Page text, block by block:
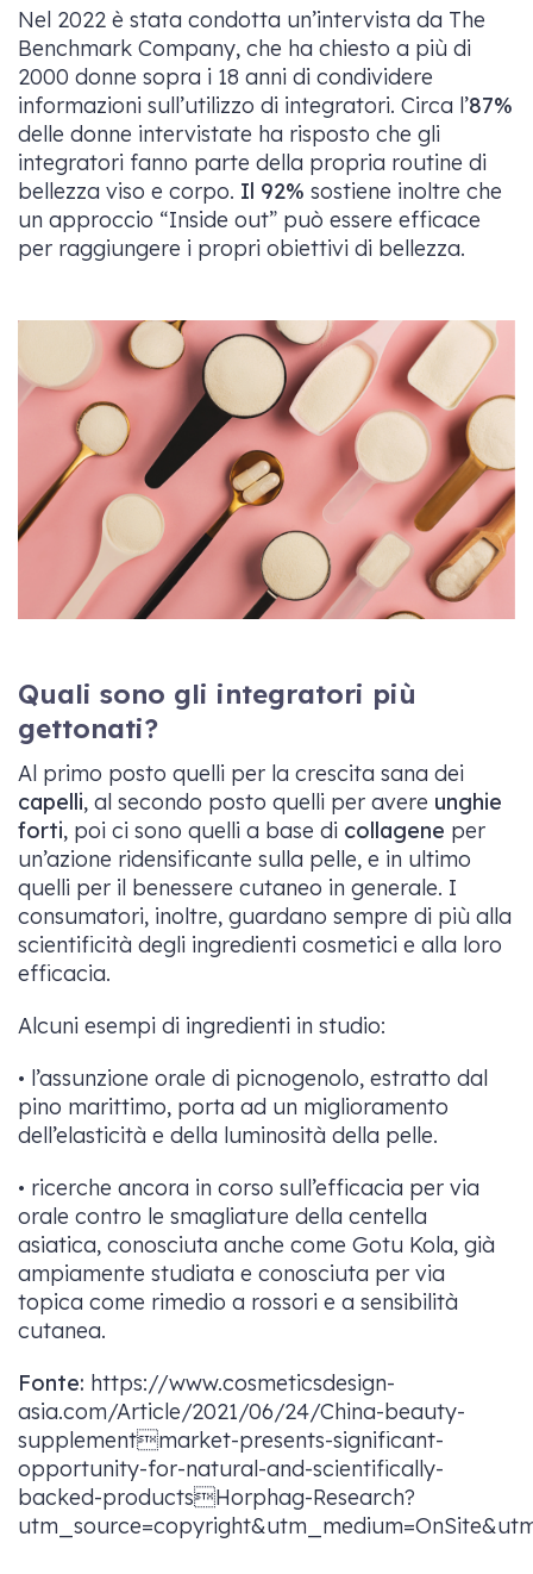
Nel 2022 è stata condotta un’intervista da The
Benchmark Company, che ha chiesto a più di
2000 donne sopra i 18 anni di condividere
informazioni sull’utilizzo di integratori. Circa l’87%
delle donne intervistate ha risposto che gli
integratori fanno parte della propria routine di
bellezza viso e corpo. Il 92% sostiene inoltre che
un approccio “Inside out” può essere efficace
per raggiungere i propri obiettivi di bellezza.
Quali sono gli integratori più
gettonati?
Al primo posto quelli per la crescita sana dei
capelli, al secondo posto quelli per avere unghie
forti, poi ci sono quelli a base di collagene per
un’azione ridensificante sulla pelle, e in ultimo
quelli per il benessere cutaneo in generale. I
consumatori, inoltre, guardano sempre di più alla
scientificità degli ingredienti cosmetici e alla loro
efficacia.
Alcuni esempi di ingredienti in studio:
• l’assunzione orale di picnogenolo, estratto dal
pino marittimo, porta ad un miglioramento
dell’elasticità e della luminosità della pelle.
• ricerche ancora in corso sull’efficacia per via
orale contro le smagliature della centella
asiatica, conosciuta anche come Gotu Kola, già
ampiamente studiata e conosciuta per via
topica come rimedio a rossori e a sensibilità
cutanea.
Fonte: https://www.cosmeticsdesign-
asia.com/Article/2021/06/24/China-beauty-
supplementmarket-presents-significant-
opportunity-for-natural-and-scientifically-
backed-productsHorphag-Research?